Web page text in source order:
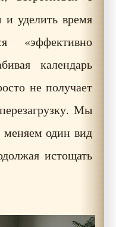
уделить время
«эффективно
календарь
не получает
Мы
один вид
истощать